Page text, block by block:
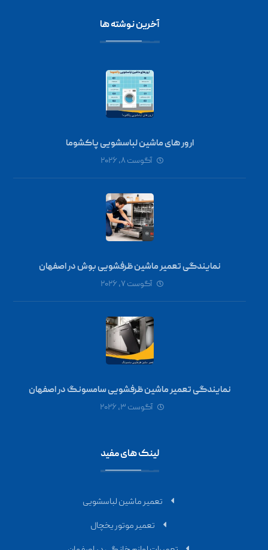
آخرین نوشته ها
ارور های ماشین لباسشویی پاکشوما
آگوست ۸, ۲۰۲۶
نمایندگی تعمیر ماشین ظرفشویی بوش در اصفهان
آگوست ۷, ۲۰۲۶
نمایندگی تعمیر ماشین ظرفشویی سامسونگ در اصفهان
آگوست ۳, ۲۰۲۶
لینک های مفید
تعمیر ماشین لباسشویی
تعمیر موتور یخچال